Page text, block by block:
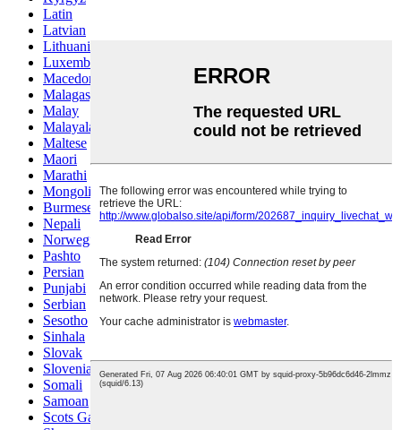
Latin
Latvian
Lithuanian
Luxembou..
Macedonian
Malagasy
Malay
Malayalam
Maltese
Maori
Marathi
Mongolian
Burmese
Nepali
Norwegian
Pashto
Persian
Punjabi
Serbian
Sesotho
Sinhala
Slovak
Slovenian
Somali
Samoan
Scots Gaelic